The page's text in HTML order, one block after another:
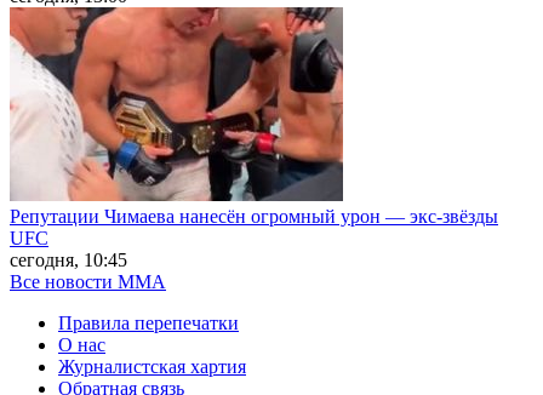
Репутации Чимаева нанесён огромный урон — экс-звёзды
UFC
сегодня, 10:45
Все новости MMA
Правила перепечатки
О нас
Журналистская хартия
Обратная связь